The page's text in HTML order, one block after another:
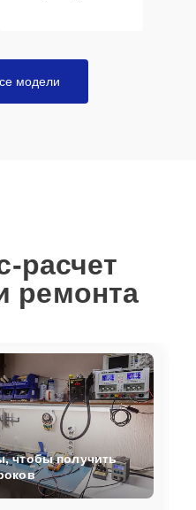
модели
расчет
ремонта
чтобы получить